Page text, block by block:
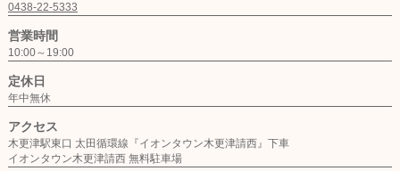
0438-22-5333
営業時間
10:00～19:00
定休日
年中無休
アクセス
木更津駅東口 太田循環線『イオンタウン木更津請西』下車
イオンタウン木更津請西 無料駐車場